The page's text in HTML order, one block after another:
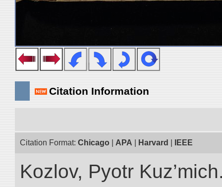
Citation Information
Citation Format: Chicago APA Harvard IEEE
Kozlov, Pyotr